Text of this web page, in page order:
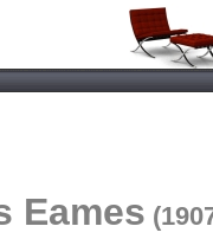
Eames